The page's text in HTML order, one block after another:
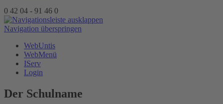
0 42 04 - 91 46 0
Navigation überspringen
WebUntis
WebMenü
IServ
Login
Der Schulname